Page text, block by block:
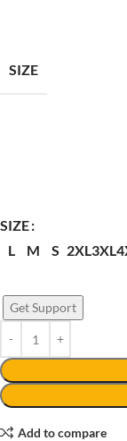
SIZE
SIZE
L
M S 2XL3XL
Get Support
Add to compare